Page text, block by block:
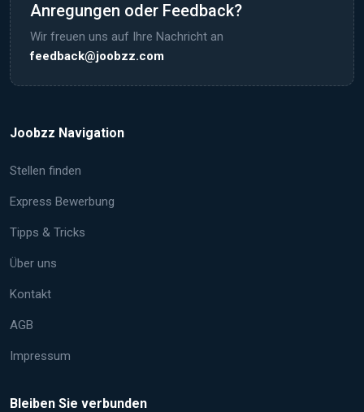
Anregungen oder Feedback?
Wir freuen uns auf Ihre Nachricht an
feedback@joobzz.com
Joobzz Navigation
Stellen finden
Express Bewerbung
Tipps & Tricks
Über uns
Kontakt
AGB
Impressum
Bleiben Sie verbunden